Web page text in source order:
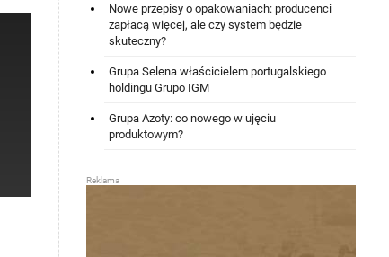
Nowe przepisy o opakowaniach: producenci
zapłacą więcej, ale czy system będzie
skuteczny?
Grupa Selena właścicielem portugalskiego
holdingu Grupo IGM
Grupa Azoty: co nowego w ujęciu
produktowym?